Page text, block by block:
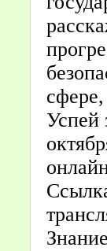
Успей